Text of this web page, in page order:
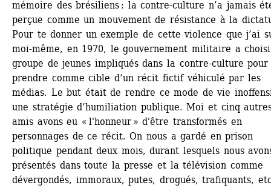
mémoire des brésiliens : la contre-culture n’a jamais
perçue comme un mouvement de résistance à la
Pour te donner un exemple de cette violence que j’ai
moi-même, en 1970, le gouvernement militaire a
groupe de jeunes impliqués dans la contre-culture pour
prendre comme cible d’un récit fictif véhiculé par les
médias. Le but était de rendre ce mode de vie
une stratégie d’humiliation publique. Moi et cinq
amis avons eu « l'honneur » d'être transformés en
personnages de ce récit. On nous a gardé en prison
politique pendant deux mois, durant lesquels nous
présentés dans toute la presse et la télévision comme
dévergondés, immoraux, putes, drogués, trafiquants,